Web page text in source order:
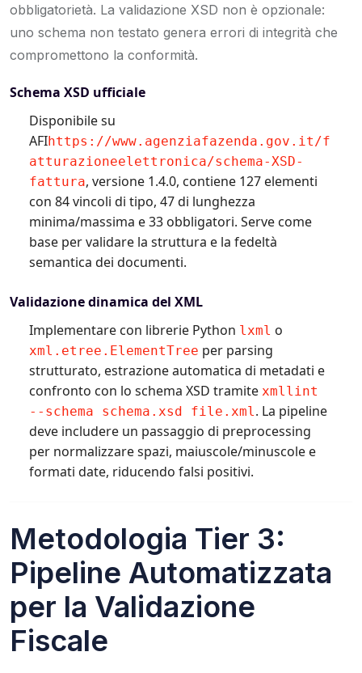
obbligatorietà. La validazione XSD non è opzionale:
uno schema non testato genera errori di integrità che
compromettono la conformità.
Schema XSD ufficiale
Disponibile su
AFIhttps://www.agenziafazenda.gov.it/f
atturazioneelettronica/schema-XSD-
fattura, versione 1.4.0, contiene 127 elementi
con 84 vincoli di tipo, 47 di lunghezza
minima/massima e 33 obbligatori. Serve come
base per validare la struttura e la fedeltà
semantica dei documenti.
Validazione dinamica del XML
Implementare con librerie Python lxml o
xml.etree.ElementTree per parsing
strutturato, estrazione automatica di metadati e
confronto con lo schema XSD tramite xmllint
--schema schema.xsd file.xml . La pipeline
deve includere un passaggio di preprocessing
per normalizzare spazi, maiuscole/minuscole e
formati date, riducendo falsi positivi.
Metodologia Tier 3:
Pipeline Automatizzata
per la Validazione
Fiscale